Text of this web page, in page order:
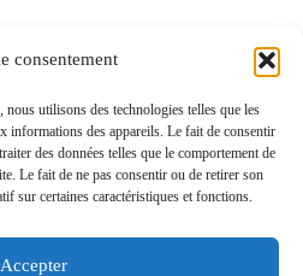
consentement
utilisons des technologies telles que les
informations des appareils. Le fait de consentir
des données telles que le comportement de
Le fait de ne pas consentir ou de retirer son
sur certaines caractéristiques et fonctions.
Accepter